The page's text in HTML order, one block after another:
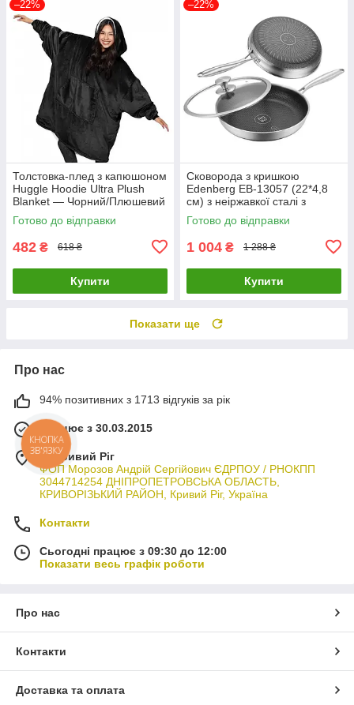
–22%
Толстовка-плед з капюшоном
Huggle Hoodie Ultra Plush
Blanket — Чорний/Плюшевий
кофта/Плід із рукавами
Готово до відправки
482 ₴ 618 ₴
Купити
–22%
Сковорода з кришкою
Edenberg EB-13057 (22*4,8
см) з неіржавкої сталі з
антипригарним покриттям
(EB-13057)
Готово до відправки
1 004 ₴ 1 288 ₴
Купити
Показати ще
Про нас
94% позитивних з 1713 відгуків за рік
Працює з 30.03.2015
м. Кривий Ріг
ФОП Морозов Андрій Сергійович ЄДРПОУ / РНОКПП
3044714254 ДНІПРОПЕТРОВСЬКА ОБЛАСТЬ,
КРИВОРІЗЬКИЙ РАЙОН, Кривий Ріг, Україна
Контакти
Сьогодні працює з 09:30 до 12:00
Показати весь графік роботи
Про нас
Контакти
Доставка та оплата
КНОПКА
ЗВ'ЯЗКУ